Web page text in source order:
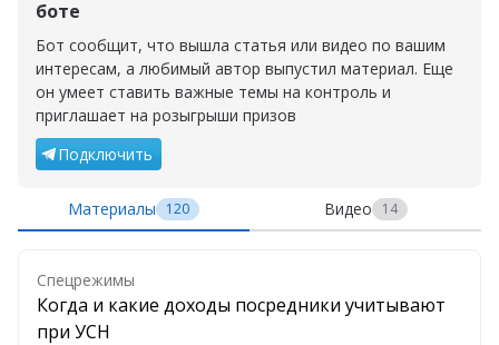
боте
Бот сообщит, что вышла статья или видео по вашим
интересам, а любимый автор выпустил материал. Еще
он умеет ставить важные темы на контроль и
приглашает на розыгрыши призов
Подключить
Материалы 120 Видео 14
Спецрежимы
Когда и какие доходы посредники учитывают
при УСН